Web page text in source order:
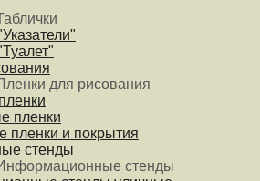
для рисования
пленки
пленки и покрытия
стенды
стенды